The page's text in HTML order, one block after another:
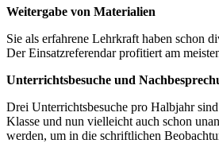
Weitergabe von Materialien
Sie als erfahrene Lehrkraft haben schon
Der Einsatzreferendar profitiert am
Unterrichtsbesuche und
Drei Unterrichtsbesuche pro Halbjahr
Klasse und nun vielleicht auch schon
werden, um in die schriftlichen